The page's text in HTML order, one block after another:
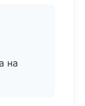
на